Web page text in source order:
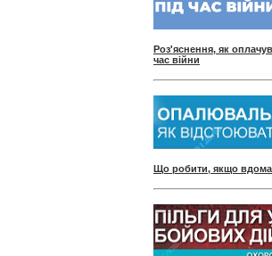
Роз'яснення, як
час війни
Що робити, якщо вдома